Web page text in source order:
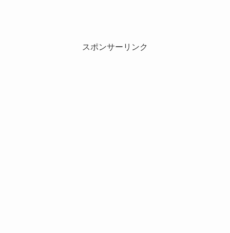
スポンサーリンク